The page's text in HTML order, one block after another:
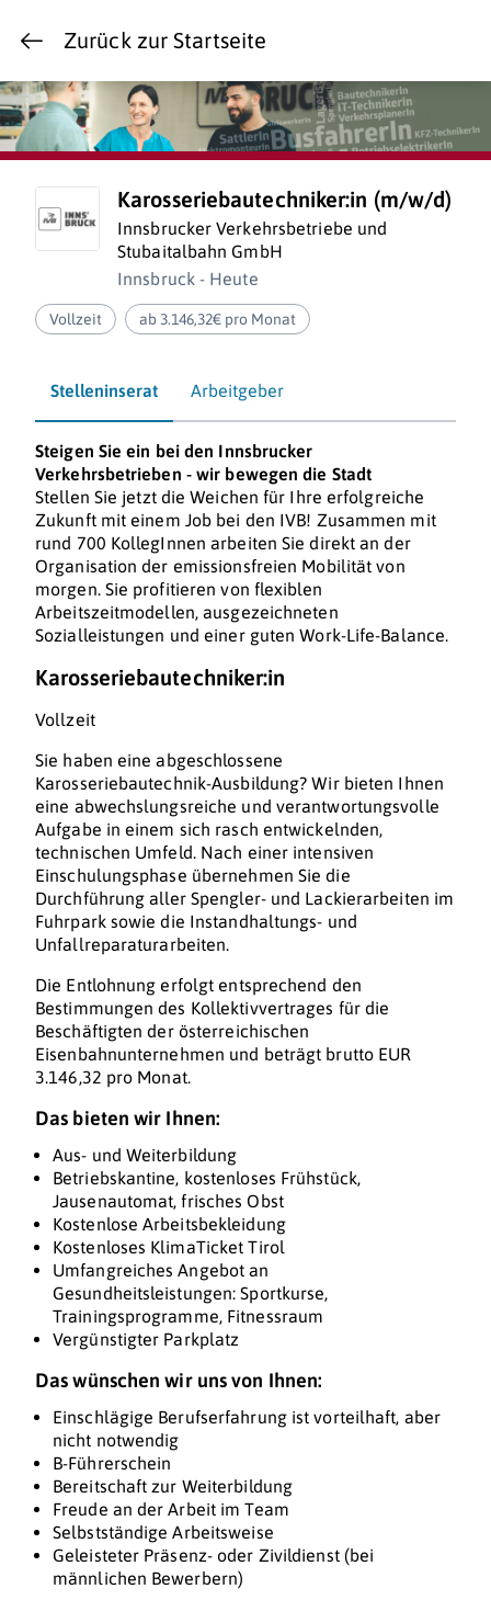
Zurück zur Startseite
Karosseriebautechniker:in (m/w/d)
Innsbrucker Verkehrsbetriebe und
Stubaitalbahn GmbH
Innsbruck - Heute
Vollzeit ab 3.146,32€ pro Monat
Stelleninserat Arbeitgeber
Steigen Sie ein bei den Innsbrucker
Verkehrsbetrieben - wir bewegen die Stadt
Stellen Sie jetzt die Weichen für Ihre erfolgreiche
Zukunft mit einem Job bei den IVB! Zusammen mit
rund 700 KollegInnen arbeiten Sie direkt an der
Organisation der emissionsfreien Mobilität von
morgen. Sie profitieren von flexiblen
Arbeitszeitmodellen, ausgezeichneten
Sozialleistungen und einer guten Work-Life-Balance.
Karosseriebautechniker:in
Vollzeit
Sie haben eine abgeschlossene
Karosseriebautechnik-Ausbildung? Wir bieten Ihnen
eine abwechslungsreiche und verantwortungsvolle
Aufgabe in einem sich rasch entwickelnden,
technischen Umfeld. Nach einer intensiven
Einschulungsphase übernehmen Sie die
Durchführung aller Spengler- und Lackierarbeiten im
Fuhrpark sowie die Instandhaltungs- und
Unfallreparaturarbeiten.
Die Entlohnung erfolgt entsprechend den
Bestimmungen des Kollektivvertrages für die
Beschäftigten der österreichischen
Eisenbahnunternehmen und beträgt brutto​​​​​​​ ​​​​​​​EUR
3.146,32 pro Monat.
Das bieten wir Ihnen:
Aus- und Weiterbildung
Betriebskantine, kostenloses Frühstück,
Jausenautomat, frisches Obst
Kostenlose Arbeitsbekleidung
Kostenloses KlimaTicket Tirol
Umfangreiches Angebot an
Gesundheitsleistungen: Sportkurse,
Trainingsprogramme, Fitnessraum
Vergünstigter Parkplatz
Das wünschen wir uns von Ihnen:
Einschlägige Berufserfahrung ist vorteilhaft, aber
nicht notwendig
B-Führerschein
Bereitschaft zur Weiterbildung
Freude an der Arbeit im Team
Selbstständige Arbeitsweise
Geleisteter Präsenz- oder Zivildienst (bei
männlichen Bewerbern)